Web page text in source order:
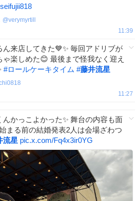
@verymyrtill
11:39
来店してきた💙✨ 毎回アドリブが
楽しめた😊 最後まで怪我なく迎え
#ロールケーキタイム #藤井流星
11:27
んかっこよかった✨️ 舞台の内容も面
まる前の結婚発表2人は会場ざわつ
流星 pic.x.com/Fq4x3ir0YG